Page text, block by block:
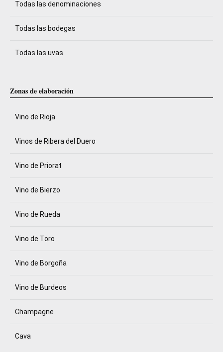
Todas las denominaciones
Todas las bodegas
Todas las uvas
Zonas de elaboración
Vino de Rioja
Vinos de Ribera del Duero
Vino de Priorat
Vino de Bierzo
Vino de Rueda
Vino de Toro
Vino de Borgoña
Vino de Burdeos
Champagne
Cava